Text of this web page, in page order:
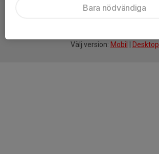
Välj version: Mobil Desktop
Bara nödvändiga